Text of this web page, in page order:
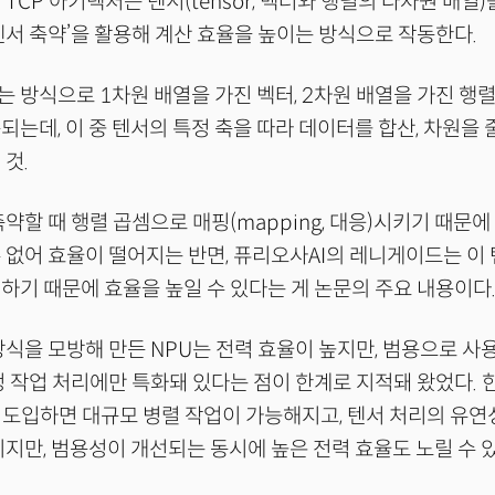
서 축약’을 활용해 계산 효율을 높이는 방식으로 작동한다.
방식으로 1차원 배열을 가진 벡터, 2차원 배열을 가진 행
는데, 이 중 텐서의 특정 축을 따라 데이터를 합산, 차원을
.
할 때 행렬 곱셈으로 매핑(mapping, 대응)시키기 때문
어 효율이 떨어지는 반면, 퓨리오사AI의 레니게이드는 이
기 때문에 효율을 높일 수 있다는 게 논문의 주요 내용이
을 모방해 만든 NPU는 전력 효율이 높지만, 범용으로 사
작업 처리에만 특화돼 있다는 점이 한계로 지적돼 왔었다.
입하면 대규모 병렬 작업이 가능해지고, 텐서 처리의 유연
만, 범용성이 개선되는 동시에 높은 전력 효율도 노릴 수